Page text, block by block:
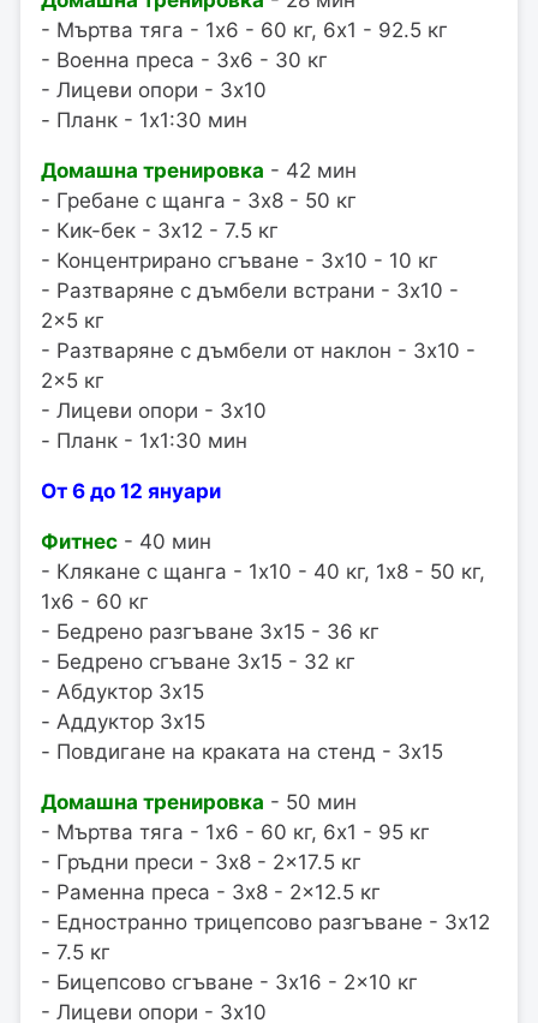
- Мъртва тяга - 1x6 - 60 кг, 6x1 - 92.5 кг
- Военна преса - 3x6 - 30 кг
- Лицеви опори - 3x10
- Планк - 1x1:30 мин
Домашна тренировка - 42 мин
- Гребане с щанга - 3x8 - 50 кг
- Кик-бек - 3x12 - 7.5 кг
- Концентрирано сгъване - 3x10 - 10 кг
- Разтваряне с дъмбели встрани - 3x10 -
2x5 кг
- Разтваряне с дъмбели от наклон - 3x10 -
2x5 кг
- Лицеви опори - 3x10
- Планк - 1x1:30 мин
От 6 до 12 януари
Фитнес - 40 мин
- Клякане с щанга - 1x10 - 40 кг, 1x8 - 50 кг,
1x6 - 60 кг
- Бедрено разгъване 3x15 - 36 кг
- Бедрено сгъване 3x15 - 32 кг
- Абдуктор 3x15
- Аддуктор 3x15
- Повдигане на краката на стенд - 3x15
Домашна тренировка - 50 мин
- Мъртва тяга - 1x6 - 60 кг, 6x1 - 95 кг
- Гръдни преси - 3x8 - 2x17.5 кг
- Раменна преса - 3x8 - 2x12.5 кг
- Едностранно трицепсово разгъване - 3x12
- 7.5 кг
- Бицепсово сгъване - 3x16 - 2x10 кг
- Лицеви опори - 3x10